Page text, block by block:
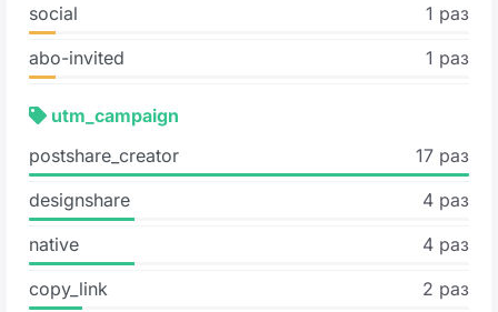
social
1 раз
abo-invited
1 раз
utm_campaign
postshare_creator
17 раз
designshare
4 раз
native
4 раз
copy_link
2 раз